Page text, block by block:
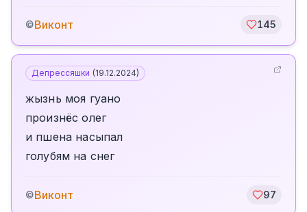
©Виконт 145
Депрессяшки (19.12.2024)
жызнь моя гуано
произнёс олег
и пшена насыпал
голубям на снег
©Виконт 97